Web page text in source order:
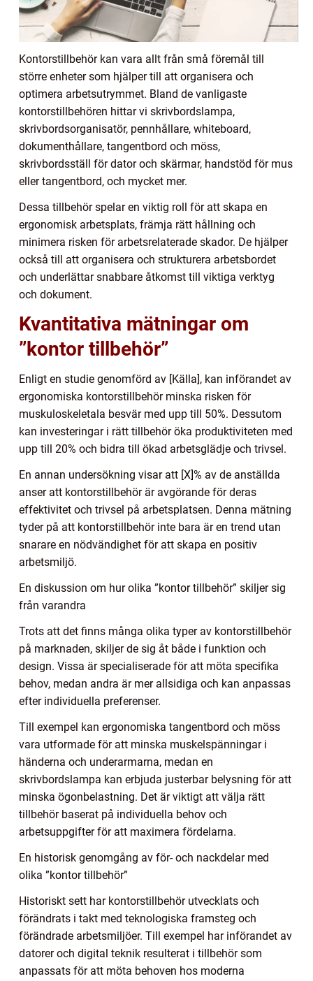
Kontorstillbehör kan vara allt från små föremål till
större enheter som hjälper till att organisera och
optimera arbetsutrymmet. Bland de vanligaste
kontorstillbehören hittar vi skrivbordslampa,
skrivbordsorganisatör, pennhållare, whiteboard,
dokumenthållare, tangentbord och möss,
skrivbordsställ för dator och skärmar, handstöd för mus
eller tangentbord, och mycket mer.
Dessa tillbehör spelar en viktig roll för att skapa en
ergonomisk arbetsplats, främja rätt hållning och
minimera risken för arbetsrelaterade skador. De hjälper
också till att organisera och strukturera arbetsbordet
och underlättar snabbare åtkomst till viktiga verktyg
och dokument.
Kvantitativa mätningar om
”kontor tillbehör”
Enligt en studie genomförd av [Källa], kan införandet av
ergonomiska kontorstillbehör minska risken för
muskuloskeletala besvär med upp till 50%. Dessutom
kan investeringar i rätt tillbehör öka produktiviteten med
upp till 20% och bidra till ökad arbetsglädje och trivsel.
En annan undersökning visar att [X]% av de anställda
anser att kontorstillbehör är avgörande för deras
effektivitet och trivsel på arbetsplatsen. Denna mätning
tyder på att kontorstillbehör inte bara är en trend utan
snarare en nödvändighet för att skapa en positiv
arbetsmiljö.
En diskussion om hur olika ”kontor tillbehör” skiljer sig
från varandra
Trots att det finns många olika typer av kontorstillbehör
på marknaden, skiljer de sig åt både i funktion och
design. Vissa är specialiserade för att möta specifika
behov, medan andra är mer allsidiga och kan anpassas
efter individuella preferenser.
Till exempel kan ergonomiska tangentbord och möss
vara utformade för att minska muskelspänningar i
händerna och underarmarna, medan en
skrivbordslampa kan erbjuda justerbar belysning för att
minska ögonbelastning. Det är viktigt att välja rätt
tillbehör baserat på individuella behov och
arbetsuppgifter för att maximera fördelarna.
En historisk genomgång av för- och nackdelar med
olika ”kontor tillbehör”
Historiskt sett har kontorstillbehör utvecklats och
förändrats i takt med teknologiska framsteg och
förändrade arbetsmiljöer. Till exempel har införandet av
datorer och digital teknik resulterat i tillbehör som
anpassats för att möta behoven hos moderna